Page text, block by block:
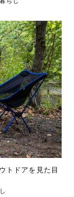
トドアを見た目